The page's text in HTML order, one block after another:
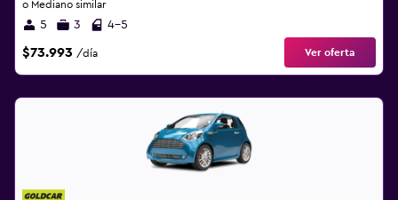
o Mediano similar
5 3 4-5
$73.993 /día Ver oferta